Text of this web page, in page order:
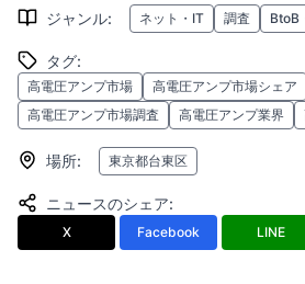
ジャンル: ネット・IT 調査 BtoB
タグ:
高電圧アンプ市場 高電圧アンプ市場シェア
高電圧アンプ市場調査
高電圧アンプ業界
場所: 東京都台東区
ニュースのシェア:
X Facebook LINE